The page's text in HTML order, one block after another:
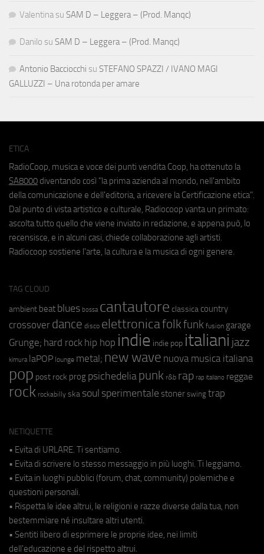
Valentina su SAM D – Leggera – (Prod. Manqc)
Danilo su SAM D – Leggera – (Prod. Manqc)
Antonio Bacciocchi su STEFANO SPAZZI / IVANO MAGI
GALLUZZI – Una rotonda per amare
ETICA
RadioCoop, musica e voce dei punti vendita Coop, ha ottenuto la
SA8000 diventando così "la prima azienda al mondo, nell'ambito
della comunicazione e dell'editoria, a ricevere la Certificazione etica".
Dal punto di vista artistico e culturale, Radiocoop vanta un primato:
ascolta tutto quello che viene inviato in redazione, e appena può, lo
recensisce, e in alcuni casi, chiede collaborazione agli artisti.
Radiocoop sostiene l'arte, la cultura e la musica di ogni genere.
TAG CLOUD
ambient beat blues bossa cantautore classica country
crossover dance disco elettronicafolkfunk fusion garage
Grunge; hard rock hip hop indie indie pop italiani jazz
kimura laPOP lounge metal; new wave nuova musica italiana
pop post rock prog psichedeliapunk r&b rap rap italiano reggae
rock rockabilly ska soul sperimentale stoner swing trap
NETIQUETTE
• Evita di URLARE. Ti sentiamo.
• Evita di scrivere lo stesso messaggio in più luoghi. Ti leggiamo.
• Evita in luoghi pubblici (forum, chat, community) polemiche e
questioni personali.
• Rispetta le idee altrui, le religioni e razze diverse dalla tua, non
bestemmiare né insultare altri utenti.
• Sentiti libero di esprimere le proprie idee, nei limiti
dell'educazione e del rispetto altrui.